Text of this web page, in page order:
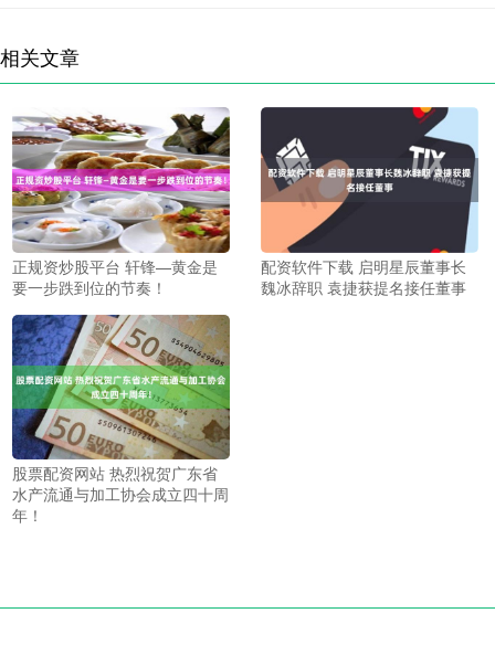
相关文章
正规资炒股平台 轩锋—黄金是
要一步跌到位的节奏！
配资软件下载 启明星辰董事长
魏冰辞职 袁捷获提名接任董事
股票配资网站 热烈祝贺广东省
水产流通与加工协会成立四十周
年！